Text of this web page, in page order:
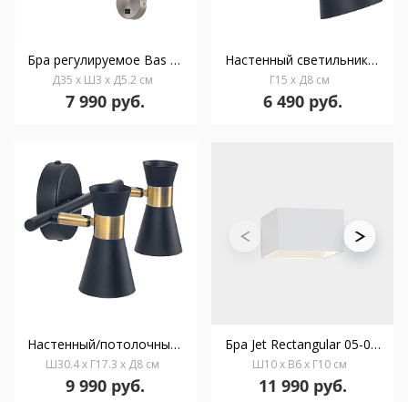
Бра регулируемое Bas сатиновый никель
Д35 x Ш3 x Д5.2 см
7 990 руб.
Настенный светильник IP20 Eufo Simple GU10 Max. 8W Black Gold
Г15 x Д8 см
6 490 руб.
Настенный/потолочный светильник IP20 Eufo Double GU10 Max. 16W Black Gold
Ш30.4 x Г17.3 x Д8 см
9 990 руб.
Бра Jet Rectangular 05-0071-14-14
Ш10 x В6 x Г10 см
11 990 руб.